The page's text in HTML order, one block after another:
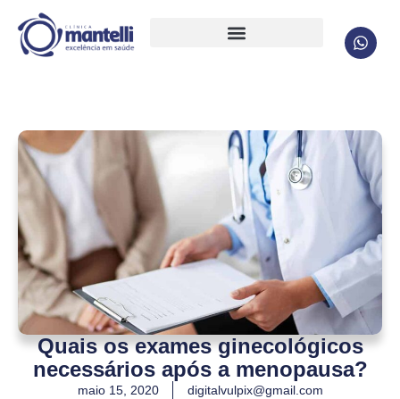
Quais os exames ginecológicos
necessários após a menopausa?
maio 15, 2020 digitalvulpix@gmail.com